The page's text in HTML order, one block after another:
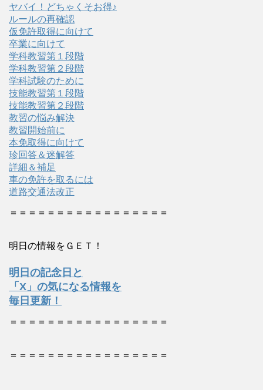
ヤバイ！どちゃくそお得♪
ルールの再確認
仮免許取得に向けて
卒業に向けて
学科教習第１段階
学科教習第２段階
学科試験のために
技能教習第１段階
技能教習第２段階
教習の悩み解決
教習開始前に
本免取得に向けて
珍回答＆迷解答
詳細＆補足
車の免許を取るには
道路交通法改正
＝＝＝＝＝＝＝＝＝＝＝＝＝＝＝＝＝
明日の情報をＧＥＴ！
明日の記念日と
「X」の気になる情報を
毎日更新！
＝＝＝＝＝＝＝＝＝＝＝＝＝＝＝＝＝
＝＝＝＝＝＝＝＝＝＝＝＝＝＝＝＝＝